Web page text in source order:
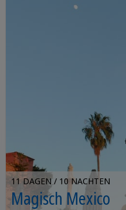
11 DAGEN / 10 NACHTEN
Magisch Mexico